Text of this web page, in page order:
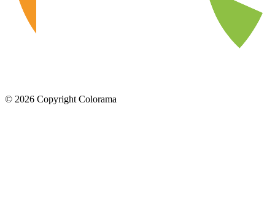
© 2026 Copyright Colorama